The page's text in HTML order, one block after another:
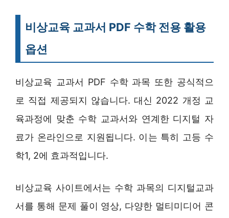
비상교육 교과서 PDF 수학 전용 활용
옵션
비상교육 교과서 PDF 수학 과목 또한 공식적으
로 직접 제공되지 않습니다. 대신 2022 개정 교
육과정에 맞춘 수학 교과서와 연계한 디지털 자
료가 온라인으로 지원됩니다. 이는 특히 고등 수
학1, 2에 효과적입니다.
비상교육 사이트에서는 수학 과목의 디지털교과
서를 통해 문제 풀이 영상, 다양한 멀티미디어 콘